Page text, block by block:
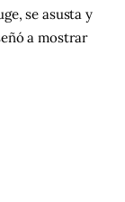
se asusta y
a mostrar